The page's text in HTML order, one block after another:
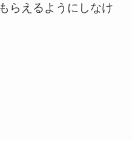
らえるようにしなけ